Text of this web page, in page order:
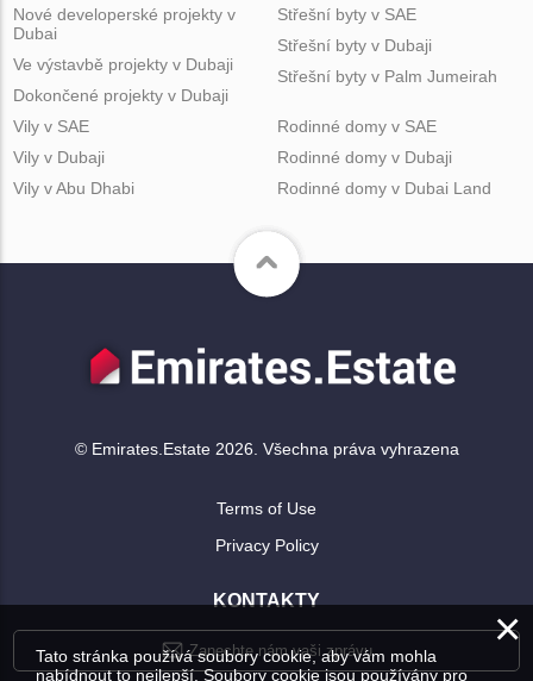
Nové developerské projekty v
Dubai
Ve výstavbě projekty v Dubaji
Dokončené projekty v Dubaji
Střešní byty v SAE
Střešní byty v Dubaji
Střešní byty v Palm Jumeirah
Vily v SAE
Vily v Dubaji
Vily v Abu Dhabi
Rodinné domy v SAE
Rodinné domy v Dubaji
Rodinné domy v Dubai Land
© Emirates.Estate 2026. Všechna práva vyhrazena
Terms of Use
Privacy Policy
KONTAKTY
Zanechte nám vaši zprávu ×
Tato stránka používá soubory cookie, aby vám mohla
nabídnout to nejlepší. Soubory cookie jsou používány pro